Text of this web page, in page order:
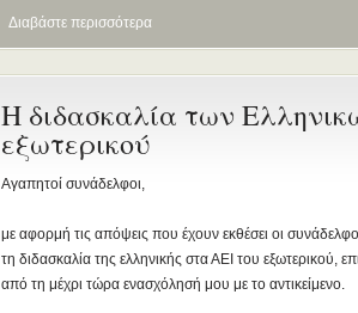
Διαβάστε περισσότερα
Η διδασκαλία των
εξωτερικού
Αγαπητοί συνάδελφοι,
με αφορμή τις απόψεις που έχουν εκθέσει οι
τη διδασκαλία της ελληνικής στα ΑΕΙ του εξωτερικού,
από τη μέχρι τώρα ενασχόλησή μου με το αντικείμενο.